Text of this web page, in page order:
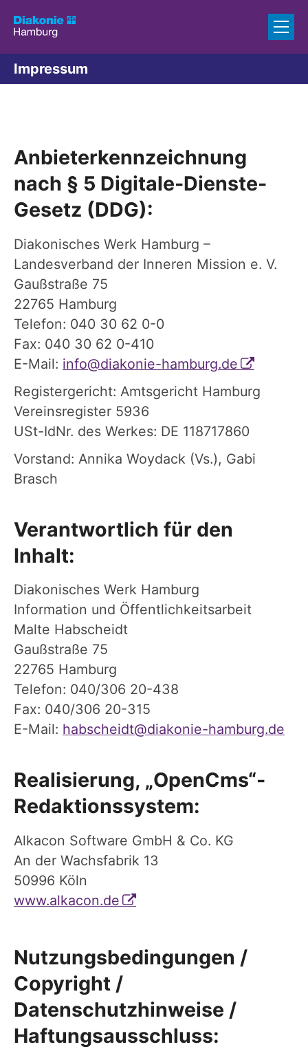
Impressum
Anbieterkennzeichnung
nach § 5 Digitale-Dienste-
Gesetz (DDG):
Diakonisches Werk Hamburg –
Landesverband der Inneren Mission e. V.
Gaußstraße 75
22765 Hamburg
Telefon: 040 30 62 0-0
Fax: 040 30 62 0-410
E-Mail: info@diakonie-hamburg.de
Registergericht: Amtsgericht Hamburg
Vereinsregister 5936
USt-IdNr. des Werkes: DE 118717860
Vorstand: Annika Woydack (Vs.), Gabi
Brasch
Verantwortlich für den
Inhalt:
Diakonisches Werk Hamburg
Information und Öffentlichkeitsarbeit
Malte Habscheidt
Gaußstraße 75
22765 Hamburg
Telefon: 040/306 20-438
Fax: 040/306 20-315
E-Mail: habscheidt@diakonie-hamburg.de
Realisierung, „OpenCms“-
Redaktionssystem:
Alkacon Software GmbH & Co. KG
An der Wachsfabrik 13
50996 Köln
www.alkacon.de
Nutzungsbedingungen /
Copyright /
Datenschutzhinweise /
Haftungsausschluss: